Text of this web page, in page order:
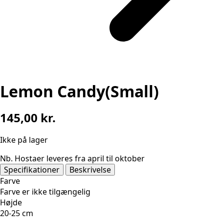
Lemon Candy(Small)
145,00 kr.
Ikke på lager
Nb. Hostaer leveres fra april til oktober
Specifikationer
Beskrivelse
Farve
Farve er ikke tilgængelig
Højde
20-25 cm